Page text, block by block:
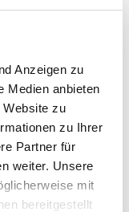
Anzeigen zu
Medien anbieten
Website zu
zu Ihrer
Partner für
weiter. Unsere
mit
bereitgestellt
Anlagenbau
Brüsewitz